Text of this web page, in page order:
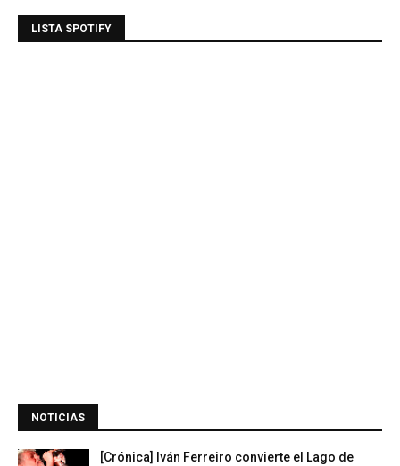
LISTA SPOTIFY
NOTICIAS
[Crónica] Iván Ferreiro convierte el Lago de